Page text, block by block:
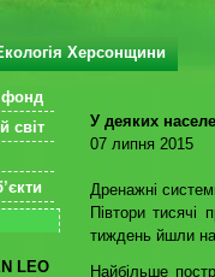
Херсонщини
фонд
світ
LEO
У деяких
07 липня 2015
Дренажні
Півтори тисячі
тиждень йшли
Найбільше